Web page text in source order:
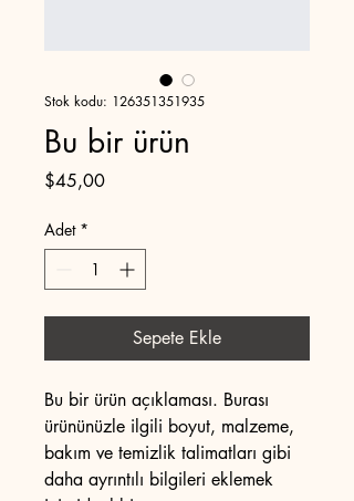
Stok kodu: 126351351935
Bu bir ürün
$45,00Fiyat
Adet *
Sepete Ekle
Bu bir ürün açıklaması. Burası
ürününüzle ilgili boyut, malzeme,
bakım ve temizlik talimatları gibi
daha ayrıntılı bilgileri eklemek